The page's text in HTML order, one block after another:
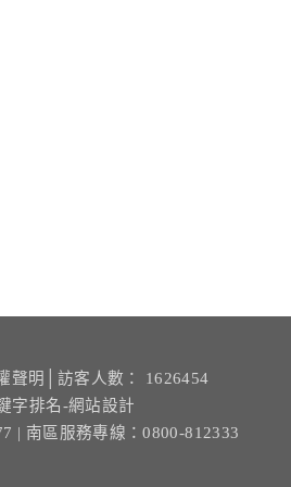
聲明
│訪客人數： 1626454
字排名-網站設計
| 南區服務專線：0800-812333